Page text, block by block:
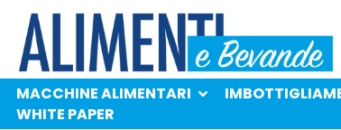
MACCHINE ALIMENTARI
PROTAGONISTI
WHITE PAPER
MACCHINE ALIMENTARI
WHITE PAPER